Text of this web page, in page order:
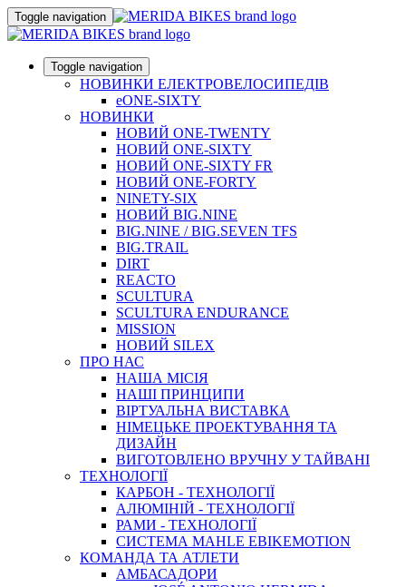
Toggle navigation
Toggle navigation
НОВИНКИ ЕЛЕКТРОВЕЛОСИПЕДІВ
eONE-SIXTY
НОВИНКИ
НОВИЙ ONE-TWENTY
НОВИЙ ONE-SIXTY
НОВИЙ ONE-SIXTY FR
НОВИЙ ONE-FORTY
NINETY-SIX
НОВИЙ BIG.NINE
BIG.NINE / BIG.SEVEN TFS
BIG.TRAIL
DIRT
REACTO
SCULTURA
SCULTURA ENDURANCE
MISSION
НОВИЙ SILEX
ПРО НАС
НАША МICIЯ
НАШI ПРИНЦИПИ
ВIРТУАЛЬНА ВИСТАВКА
НІМЕЦЬКЕ ПРОЕКТУВАННЯ ТА
ДИЗАЙН
ВИГОТОВЛЕНО ВРУЧНУ У ТАЙВАНІ
ТЕХНОЛОГІЇ
КАРБОН - ТЕХНОЛОГІЇ
АЛЮМІНІЙ - ТЕХНОЛОГІЇ
РАМИ - ТЕХНОЛОГІЇ
СИСТЕМА MAHLE EBIKEMOTION
КОМАНДА ТА АТЛЕТИ
АМБАСАДОРИ